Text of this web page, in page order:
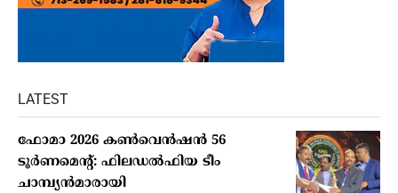
LATEST
ഫോമാ 2026 കണ്‍വെന്‍ഷന്‍ 56
ടൂര്‍ണമെന്റ്: ഫിലഡല്‍ഫിയ ടീം
ചാമ്പ്യന്‍മാരായി